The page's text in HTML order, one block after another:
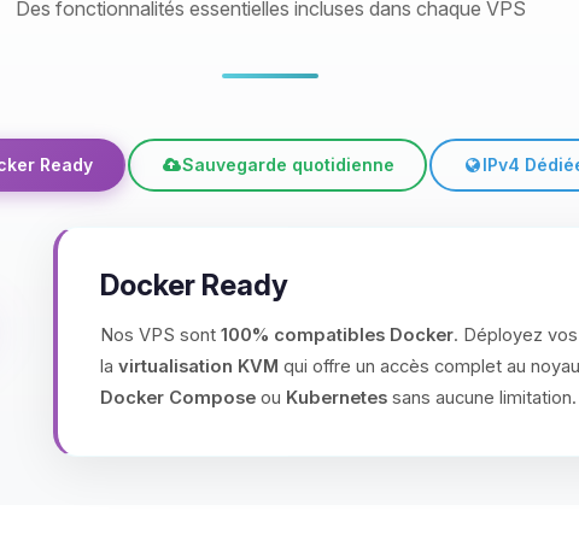
Des fonctionnalités essentielles incluses dans chaque VPS
Ready Sauvegarde quotidienne IPv4
Docker Ready
Nos VPS sont 100% compatibles Docker. Déployez
la virtualisation KVM qui offre un accès complet au
Docker Compose ou Kubernetes sans aucune limitation.